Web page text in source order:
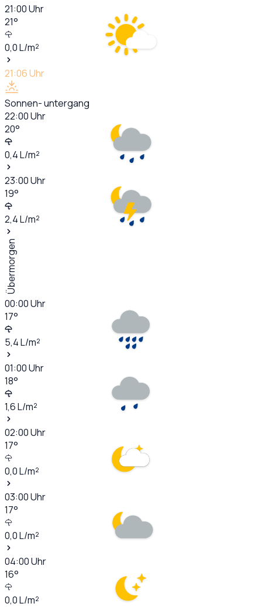
21:00Uhr
21°
0,0L/m²
21:06Uhr
Sonnen- untergang
22:00Uhr
20°
0,4L/m²
23:00Uhr
19°
2,4L/m²
Übermorgen
00:00Uhr
17°
5,4L/m²
01:00Uhr
18°
1,6L/m²
02:00Uhr
17°
0,0L/m²
03:00Uhr
17°
0,0L/m²
04:00Uhr
16°
0,0L/m²